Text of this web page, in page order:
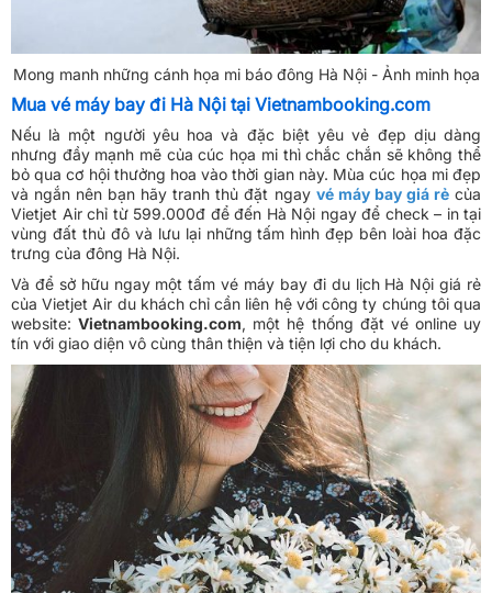
Mong manh những cánh họa mi báo đông Hà Nội - Ảnh minh họa
Mua vé máy bay đi Hà Nội tại Vietnambooking.com
Nếu là một người yêu hoa và đặc biệt yêu vẻ đẹp dịu dàng
nhưng đầy mạnh mẽ của cúc họa mi thì chắc chắn sẽ không thể
bỏ qua cơ hội thưởng hoa vào thời gian này. Mùa cúc họa mi đẹp
và ngắn nên bạn hãy tranh thủ đặt ngay vé máy bay giá rẻcủa
Vietjet Air chỉ từ 599.000đ để đến Hà Nội ngay để check – in tại
vùng đất thủ đô và lưu lại những tấm hình đẹp bên loài hoa đặc
trưng của đông Hà Nội.
Và để sở hữu ngay một tấm vé máy bay đi du lịch Hà Nội giá rẻ
của Vietjet Air du khách chỉ cần liên hệ với công ty chúng tôi qua
website:Vietnambooking.com, một hệ thống đặt vé online uy
tín với giao diện vô cùng thân thiện và tiện lợi cho du khách.